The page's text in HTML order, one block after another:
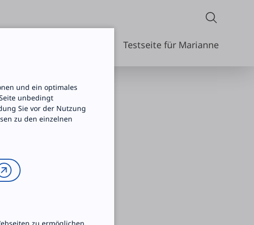
Testseite für Marianne
und ein optimales
unbedingt
Sie vor der Nutzung
zu den einzelnen